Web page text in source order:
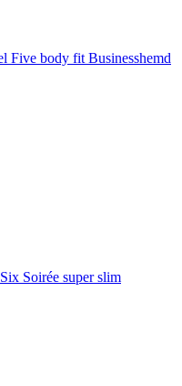
Five body fit Businesshemd
Soirée super slim